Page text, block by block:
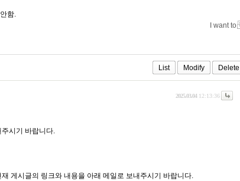
함.
I want to
List Modify Delete
2025.03.0412:13:36
시기 바랍니다.
게시글의 링크와 내용을 아래 메일로 보내주시기 바랍니다.